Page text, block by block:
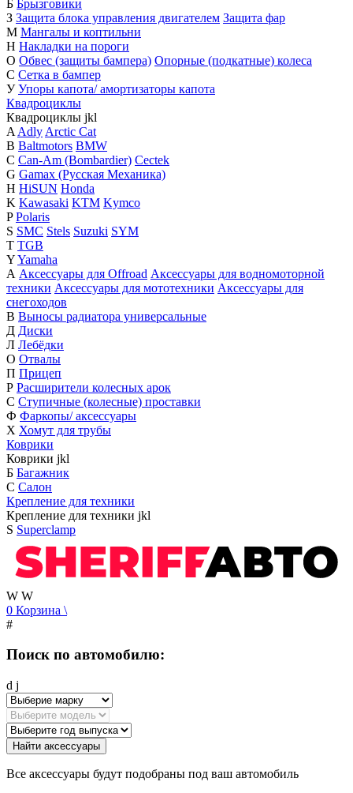
Б Брызговики
З Защита блока управления двигателем Защита фар
М Мангалы и коптильни
Н Накладки на пороги
О Обвес (защиты бампера) Опорные (подкатные) колеса
С Сетка в бампер
У Упоры капота/ амортизаторы капота
Квадроциклы
Квадроциклы jkl
A Adly Arctic Cat
B Baltmotors BMW
C Can-Am (Bombardier) Cectek
G Gamax (Русская Механика)
H HiSUN Honda
K Kawasaki KTM Kymco
P Polaris
S SMC Stels Suzuki SYM
T TGB
YYamaha
А Аксессуары для Offroad Аксессуары для водномоторной
техники Аксессуары для мототехники Аксессуары для
снегоходов
В Выносы радиатора универсальные
Д Диски
Л Лебёдки
О Отвалы
П Прицеп
Р Расширители колесных арок
С Ступичные (колесные) проставки
Ф Фаркопы/ аксессуары
Х Хомут для трубы
Коврики
Коврики jkl
Б Багажник
С Салон
Крепление для техники
Крепление для техники jkl
S Superclamp
W W
0 Корзина \
#
Поиск по автомобилю:
d j
Найти аксессуары
Все аксессуары будут подобраны под ваш автомобиль